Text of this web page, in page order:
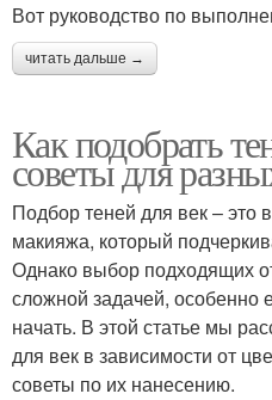
Вот руководство по
читать дальше →
Как подобрать
советы для
Подбор теней для век – это
макияжа, который
Однако выбор подходящих
сложной задачей, особенно
начать. В этой статье мы
для век в зависимости от
советы по их нанесению.